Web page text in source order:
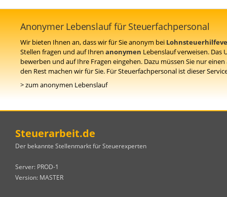
Anonymer Lebenslauf für Steuerfachpersonal
Wir bieten Ihnen an, dass wir für Sie anonym bei
Stellen fragen und auf Ihren anonymen Lebenslauf verweisen.
bewerben und auf Ihre Fragen eingehen. Dazu müssen Sie nur
den Rest machen wir für Sie. Für Steuerfachpersonal ist dieser
> zum anonymen Lebenslauf
Steuerarbeit.de
Der bekannte Stellenmarkt für Steuerexperten
Server: PROD-1
Version: MASTER